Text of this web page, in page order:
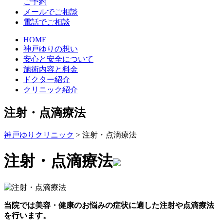
メールでご相談
電話でご相談
HOME
神戸ゆりの想い
安心と安全について
施術内容と料金
ドクター紹介
クリニック紹介
注射・点滴療法
神戸ゆりクリニック > 注射・点滴療法
注射・点滴療法
当院では美容・健康のお悩みの症状に適した注射や点滴療法
を行います。